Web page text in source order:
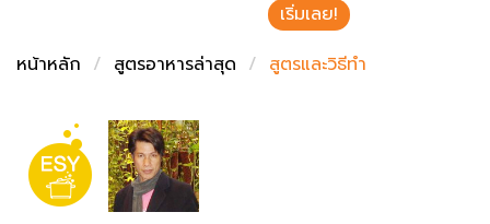
เริ่มเลย!
หน้าหลัก
สูตรอาหารล่าสุด สูตรและวิธีทำ